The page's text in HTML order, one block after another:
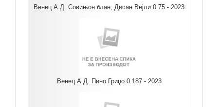
Венец А.Д. Совињон блан, Дисан Вејли 0.75 - 2023
Венец А.Д. Пино Гриџо 0.187 - 2023